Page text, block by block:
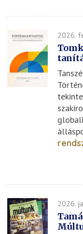
2026.
2026.